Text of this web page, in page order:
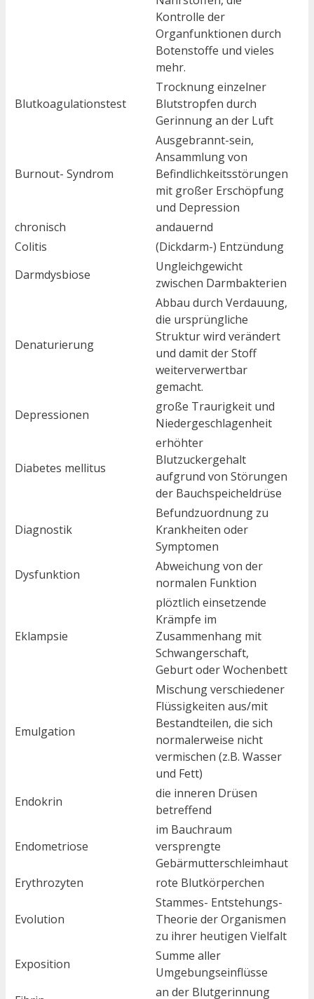
Kontrolle der
Organfunktionen durch
Botenstoffe und vieles
mehr.
Blutkoagulationstest
Trocknung einzelner
Blutstropfen durch
Gerinnung an der Luft
Burnout- Syndrom
Ausgebrannt-sein,
Ansammlung von
Befindlichkeitsstörungen
mit großer Erschöpfung
und Depression
chronisch
andauernd
Colitis
(Dickdarm-) Entzündung
Darmdysbiose
Ungleichgewicht
zwischen Darmbakterien
Denaturierung
Abbau durch Verdauung,
die ursprüngliche
Struktur wird verändert
und damit der Stoff
weiterverwertbar
gemacht.
Depressionen
große Traurigkeit und
Niedergeschlagenheit
Diabetes mellitus
erhöhter
Blutzuckergehalt
aufgrund von Störungen
der Bauchspeicheldrüse
Diagnostik
Befundzuordnung zu
Krankheiten oder
Symptomen
Dysfunktion
Abweichung von der
normalen Funktion
Eklampsie
plöztlich einsetzende
Krämpfe im
Zusammenhang mit
Schwangerschaft,
Geburt oder Wochenbett
Emulgation
Mischung verschiedener
Flüssigkeiten aus/mit
Bestandteilen, die sich
normalerweise nicht
vermischen (z.B. Wasser
und Fett)
Endokrin
die inneren Drüsen
betreffend
Endometriose
im Bauchraum
versprengte
Gebärmutterschleimhaut
Erythrozyten
rote Blutkörperchen
Evolution
Stammes- Entstehungs-
Theorie der Organismen
zu ihrer heutigen Vielfalt
Exposition
Summe aller
Umgebungseinflüsse
an der Blutgerinnung